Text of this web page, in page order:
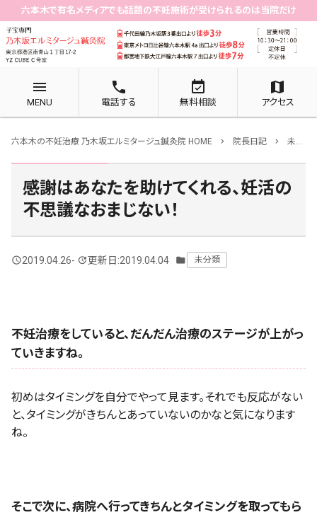
六本木で有名メディアでも話題の不妊施術が受けられるのは当院だけ
menu
MENU
phone
電話する
event_available
無料相談
map
アクセス
六本木の不妊治療 乃木坂エルミタージュ鍼灸院 HOME chevron_right 院長日記 chevron_right 未分類
感謝はあなたを助けてくれる、妊活の
不思議なおまじない！
query_builder2019.04.26- update更新日:2019.04.04 folder 未分類
不妊治療をしていると、だんだん治療のステージが上がっ
ていきますね。
初めはタイミングを自分でやって見ます。それでも反応がない
と、タイミングがきちんとあっていないのかなと気になります
ね。
そこで次に、病院へ行ってきちんとタイミングを取ってもら